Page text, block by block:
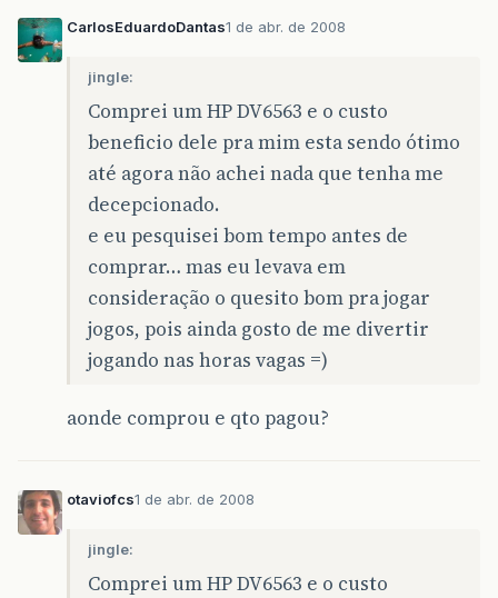
CarlosEduardoDantas1 de abr. de 2008
jingle:
Comprei um HP DV6563 e o custo
beneficio dele pra mim esta sendo ótimo
até agora não achei nada que tenha me
decepcionado.
e eu pesquisei bom tempo antes de
comprar… mas eu levava em
consideração o quesito bom pra jogar
jogos, pois ainda gosto de me divertir
jogando nas horas vagas =)
aonde comprou e qto pagou?
otaviofcs1 de abr. de 2008
jingle:
Comprei um HP DV6563 e o custo